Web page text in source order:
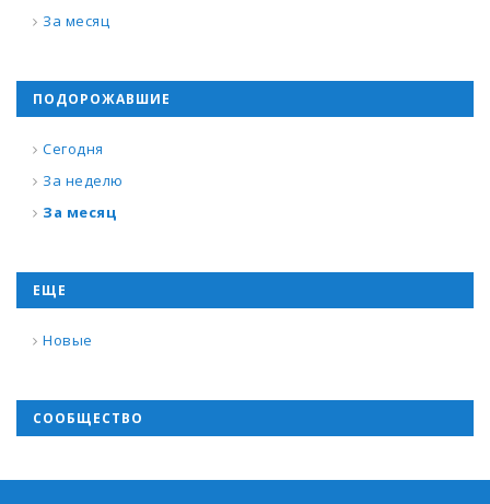
За месяц
ПОДОРОЖАВШИЕ
Сегодня
За неделю
За месяц
ЕЩЕ
Новые
СООБЩЕСТВО